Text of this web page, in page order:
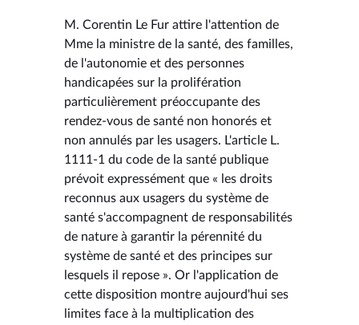
M. Corentin Le Fur attire l'attention de
Mme la ministre de la santé, des familles,
de l'autonomie et des personnes
handicapées sur la prolifération
particulièrement préoccupante des
rendez-vous de santé non honorés et
non annulés par les usagers. L'article L.
1111-1 du code de la santé publique
prévoit expressément que « les droits
reconnus aux usagers du système de
santé s'accompagnent de responsabilités
de nature à garantir la pérennité du
système de santé et des principes sur
lesquels il repose ». Or l'application de
cette disposition montre aujourd'hui ses
limites face à la multiplication des